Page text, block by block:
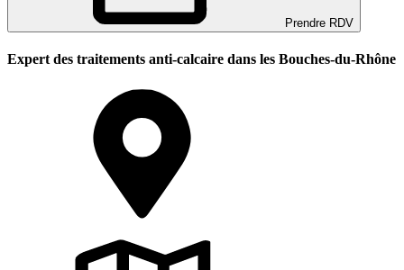
Prendre RDV
Expert des traitements anti-calcaire dans les Bouches-du-Rhône